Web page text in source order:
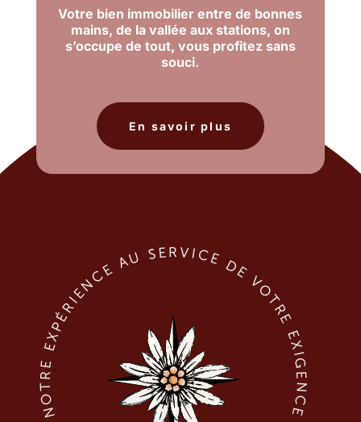
Votre bien immobilier entre de bonnes
mains, de la vallée aux stations, on
s’occupe de tout, vous profitez sans
souci.
En savoir plus